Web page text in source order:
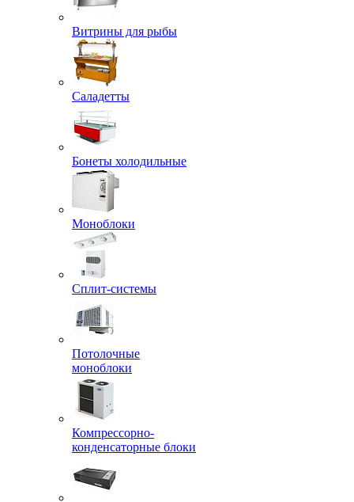
Витрины для рыбы
Саладетты
Бонеты холодильные
Моноблоки
Сплит-системы
Потолочные
моноблоки
Компрессорно-
конденсаторные блоки